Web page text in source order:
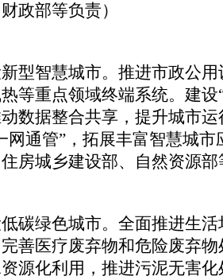
政部等负责）
智慧城市。推进市政公用
等重点领域终端系统。建
数据整合共享，提升城市
网通管”，拓展丰富智慧城
房城乡建设部、自然资源部
绿色城市。全面推进生活
善医疗废弃物和危险废弃
源化利用，推进污泥无害